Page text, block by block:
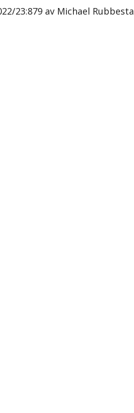
23:879 av Michael